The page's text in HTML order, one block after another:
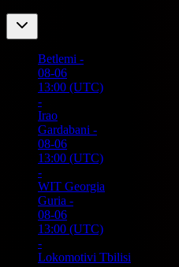
Betlemi -
08-06
13:00 (UTC)
-
Irao
Gardabani -
08-06
13:00 (UTC)
-
WIT Georgia
Guria -
08-06
13:00 (UTC)
-
Lokomotivi Tbilisi